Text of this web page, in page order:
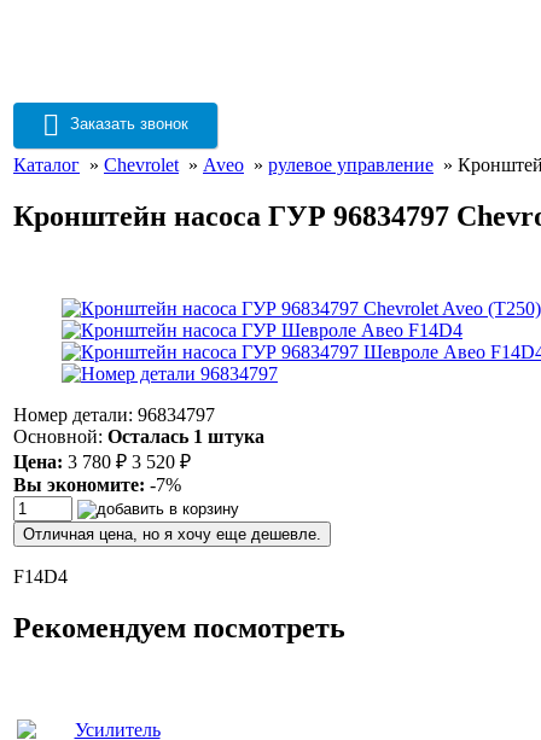
Заказать звонок
Каталог » Chevrolet » Aveo » рулевое управление »
Кронштейн насоса ГУР 96834797
Номер детали: 96834797
Основной: Осталась 1 штука
Цена: 3 780 ₽ 3 520 ₽
Вы экономите: -7%
Отличная цена, но я хочу еще дешевле.
F14D4
Рекомендуем посмотреть